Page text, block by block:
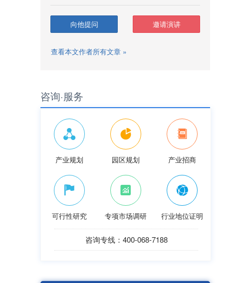
向他提问 邀请演讲
查看本文作者所有文章 »
咨询·服务
产业规划 园区规划 产业招商
可行性研究 专项市场调研 行业地位证明
咨询专线：400-068-7188